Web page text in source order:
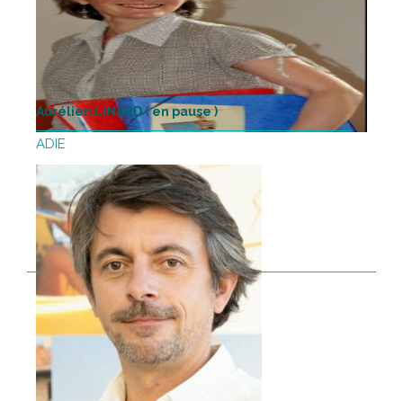
Aurélien LINARD ( en pause )
ADIE